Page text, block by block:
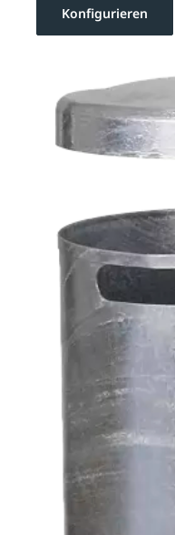
Konfigurieren